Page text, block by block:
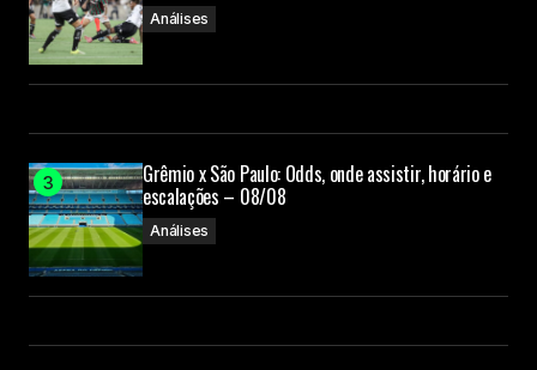
Análises
Grêmio x São Paulo: Odds, onde assistir, horário e
escalações – 08/08
Análises